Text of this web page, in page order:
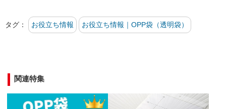
タグ： お役立ち情報 お役立ち情報｜OPP袋（透明袋）
関連特集